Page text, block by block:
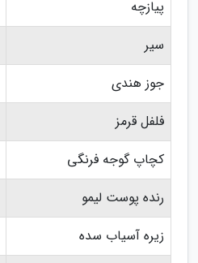
پیازچه
سیر
جوز هندی
فلفل قرمز
کچاپ گوجه فرنگی
رنده پوست لیمو
زیره آسیاب سده